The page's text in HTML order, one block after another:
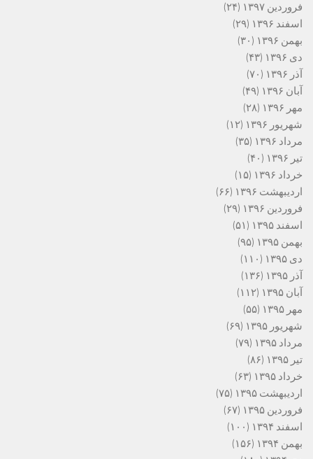
فروردین ۱۳۹۷
(۲۴)
اسفند ۱۳۹۶
(۲۹)
بهمن ۱۳۹۶
(۳۰)
دی ۱۳۹۶
(۴۳)
آذر ۱۳۹۶
(۷۰)
آبان ۱۳۹۶
(۴۹)
مهر ۱۳۹۶
(۲۸)
شهریور ۱۳۹۶
(۱۲)
مرداد ۱۳۹۶
(۳۵)
تیر ۱۳۹۶
(۴۰)
خرداد ۱۳۹۶
(۱۵)
اردیبهشت ۱۳۹۶
(۶۶)
فروردین ۱۳۹۶
(۲۹)
اسفند ۱۳۹۵
(۵۱)
بهمن ۱۳۹۵
(۹۵)
دی ۱۳۹۵
(۱۱۰)
آذر ۱۳۹۵
(۱۳۶)
آبان ۱۳۹۵
(۱۱۲)
مهر ۱۳۹۵
(۵۵)
شهریور ۱۳۹۵
(۶۹)
مرداد ۱۳۹۵
(۷۹)
تیر ۱۳۹۵
(۸۶)
خرداد ۱۳۹۵
(۶۳)
اردیبهشت ۱۳۹۵
(۷۵)
فروردین ۱۳۹۵
(۶۷)
اسفند ۱۳۹۴
(۱۰۰)
بهمن ۱۳۹۴
(۱۵۶)